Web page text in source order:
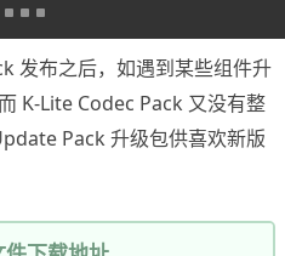
发布之后，如遇到某些组件升
K-Lite Codec Pack 又没有整
Pack 升级包供喜欢新版